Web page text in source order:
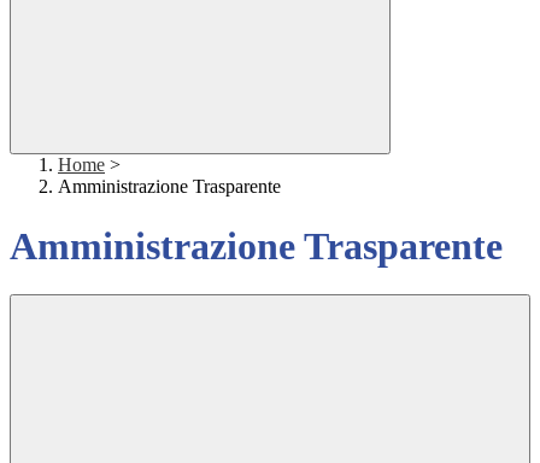
Home >
Amministrazione Trasparente
Amministrazione Trasparente